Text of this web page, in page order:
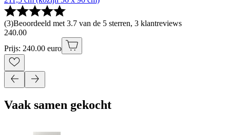
(3)Beoordeeld met 3.7 van de 5 sterren, 3 klantreviews
240.00
Prijs: 240.00 euro
Vaak samen gekocht